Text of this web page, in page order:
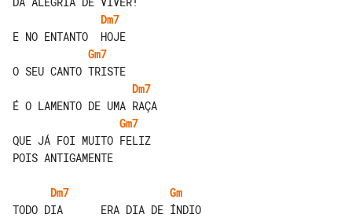
Dm7
Gm7
Dm7
Gm7
QUE JÁ FOI MUITO FELIZ
POIS ANTIGAMENTE
Dm7
Gm